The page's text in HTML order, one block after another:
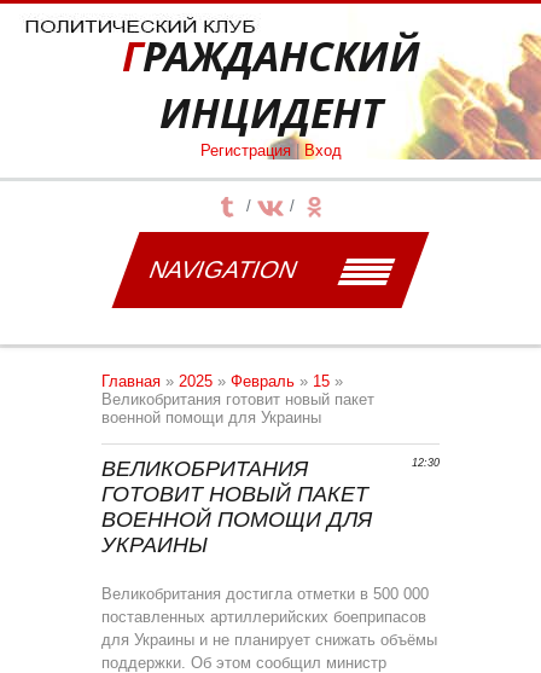
ГРАЖДАНСКИЙ
ИНЦИДЕНТ
Регистрация Вход
NAVIGATION
Главная » 2025 » Февраль » 15 »
Великобритания готовит новый пакет
военной помощи для Украины
12:30
ВЕЛИКОБРИТАНИЯ
ГОТОВИТ НОВЫЙ ПАКЕТ
ВОЕННОЙ ПОМОЩИ ДЛЯ
УКРАИНЫ
Великобритания достигла отметки в 500 000
поставленных артиллерийских боеприпасов
для Украины и не планирует снижать объёмы
поддержки. Об этом сообщил министр